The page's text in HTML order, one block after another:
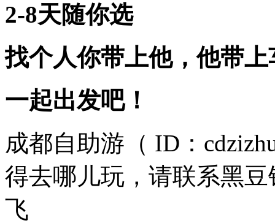
2-8天随你选
找个人你带上他，他带上
一起出发吧！
成都自助游（ ID ：
得去哪儿玩，请联系黑豆
飞